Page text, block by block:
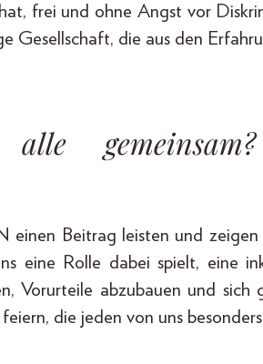
frei und ohne Angst vor
Gesellschaft, die aus den
einen Beitrag leisten und
eine Rolle dabei spielt, eine
Vorurteile abzubauen und sich
die jeden von uns